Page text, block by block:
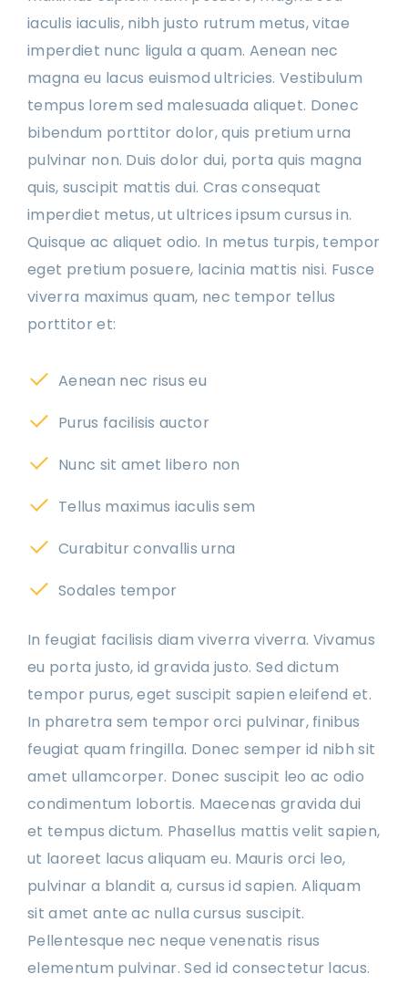
iaculis iaculis, nibh justo rutrum metus, vitae
imperdiet nunc ligula a quam. Aenean nec
magna eu lacus euismod ultricies. Vestibulum
tempus lorem sed malesuada aliquet. Donec
bibendum porttitor dolor, quis pretium urna
pulvinar non. Duis dolor dui, porta quis magna
quis, suscipit mattis dui. Cras consequat
imperdiet metus, ut ultrices ipsum cursus in.
Quisque ac aliquet odio. In metus turpis, tempor
eget pretium posuere, lacinia mattis nisi. Fusce
viverra maximus quam, nec tempor tellus
porttitor et:
Aenean nec risus eu
Purus facilisis auctor
Nunc sit amet libero non
Tellus maximus iaculis sem
Curabitur convallis urna
Sodales tempor
In feugiat facilisis diam viverra viverra. Vivamus
eu porta justo, id gravida justo. Sed dictum
tempor purus, eget suscipit sapien eleifend et.
In pharetra sem tempor orci pulvinar, finibus
feugiat quam fringilla. Donec semper id nibh sit
amet ullamcorper. Donec suscipit leo ac odio
condimentum lobortis. Maecenas gravida dui
et tempus dictum. Phasellus mattis velit sapien,
ut laoreet lacus aliquam eu. Mauris orci leo,
pulvinar a blandit a, cursus id sapien. Aliquam
sit amet ante ac nulla cursus suscipit.
Pellentesque nec neque venenatis risus
elementum pulvinar. Sed id consectetur lacus.